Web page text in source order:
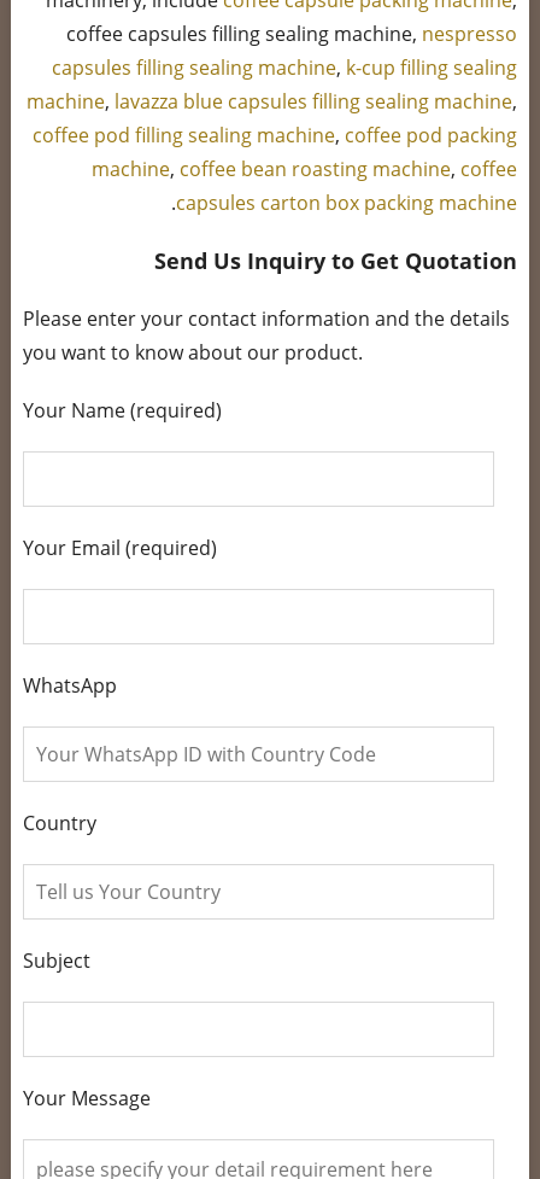
coffee capsules filling sealing machine, nespresso
capsules filling sealing machine, k-cup filling sealing
machine, lavazza blue capsules filling sealing machine,
coffee pod filling sealing machine, coffee pod packing
machine, coffee bean roasting machine, coffee
capsules carton box packing machine
.
Send Us Inquiry to Get Quotation
Please enter your contact information and the details
you want to know about our product.
Your Name (required)
Your Email (required)
WhatsApp
Country
Subject
Your Message